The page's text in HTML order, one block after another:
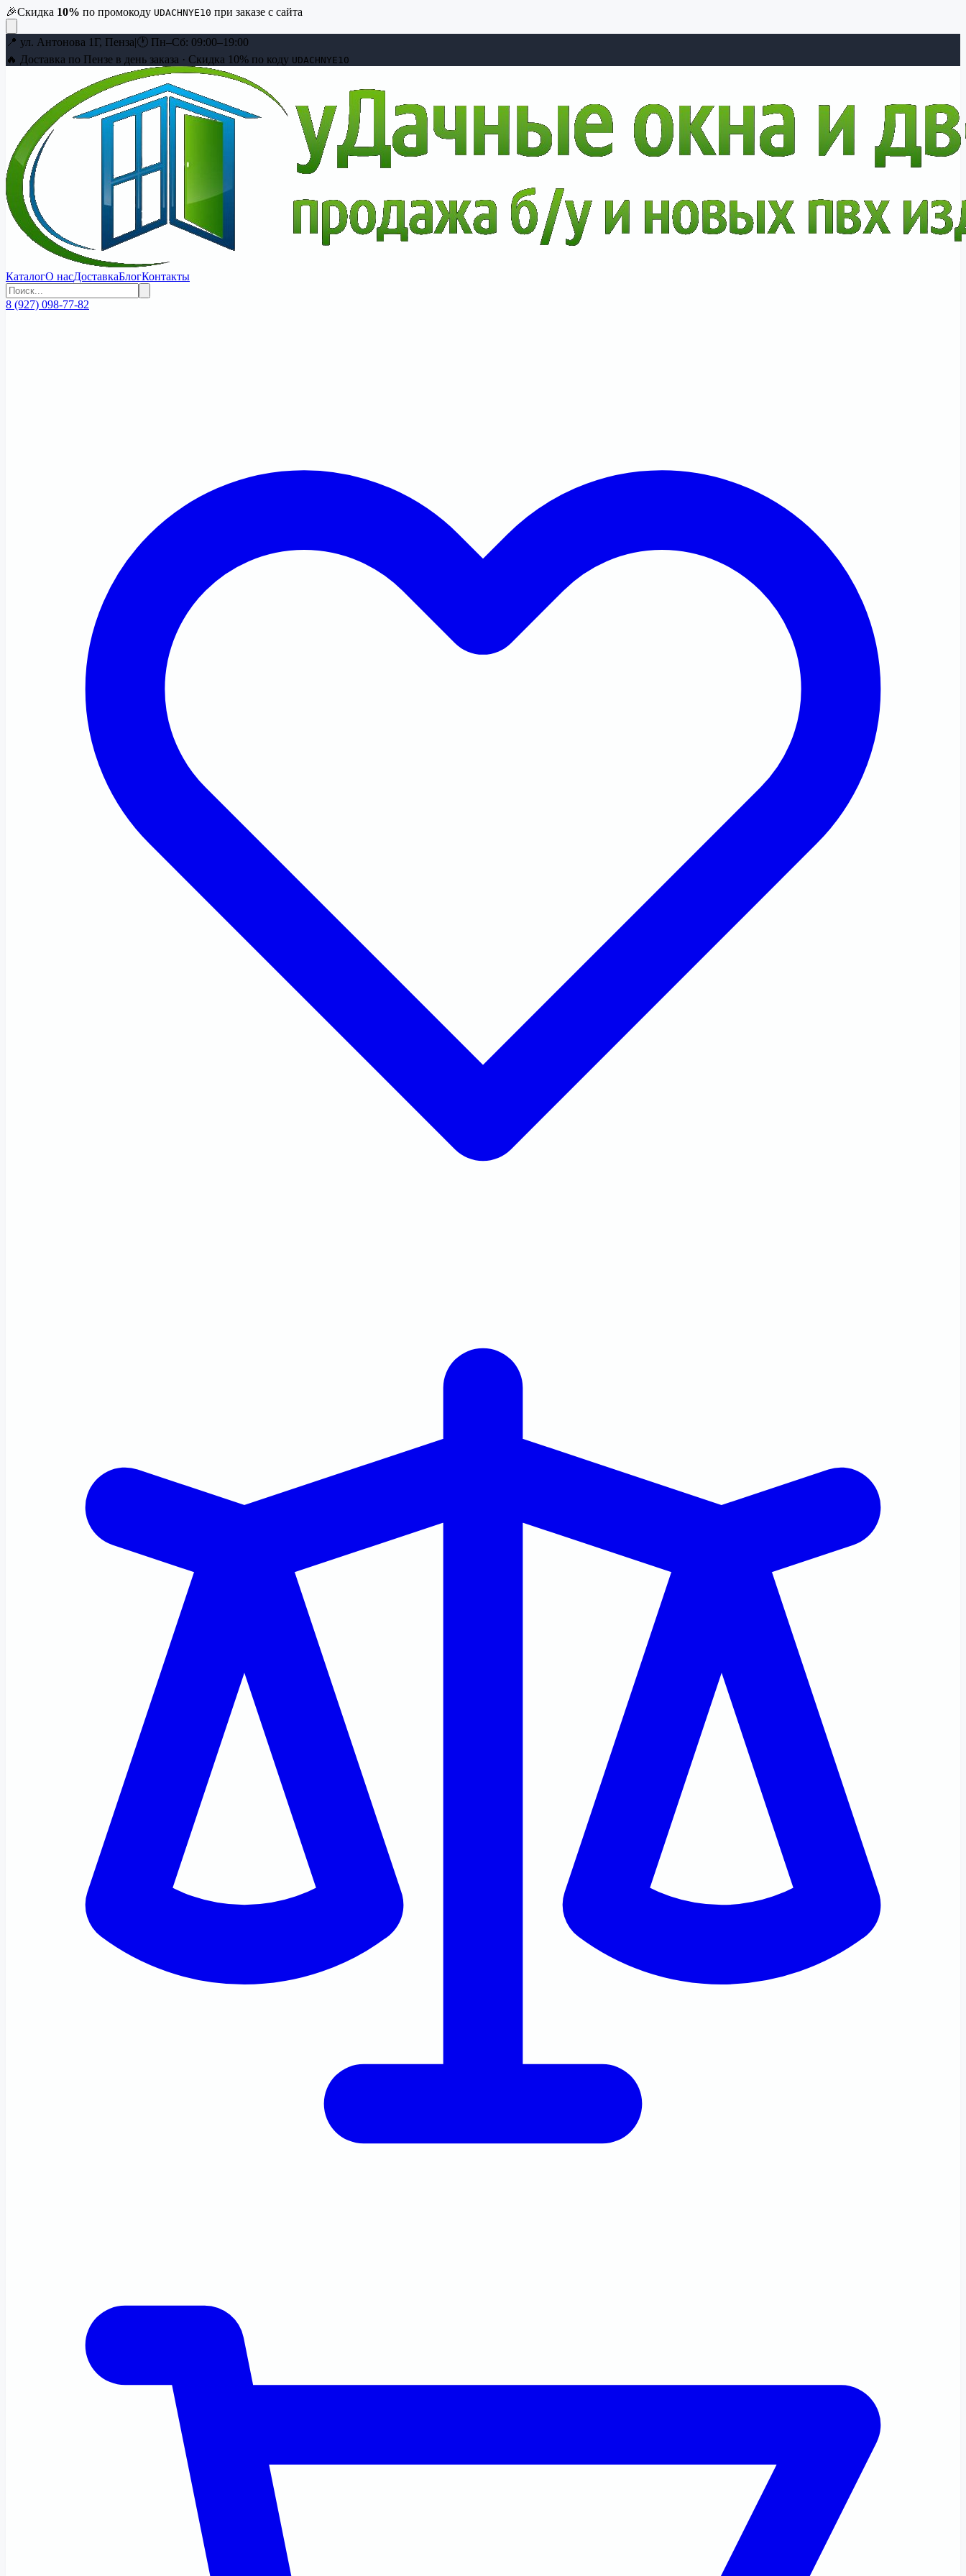
🎉Скидка 10% по промокоду UDACHNYE10 при заказе с сайта
📍 ул. Антонова 1Г, Пенза|🕐 Пн–Сб: 09:00–19:00
🔥 Доставка по Пензе в день заказа · Скидка 10% по коду UDACHNYE10
КаталогО насДоставкаБлогКонтакты
8 (927) 098-77-82